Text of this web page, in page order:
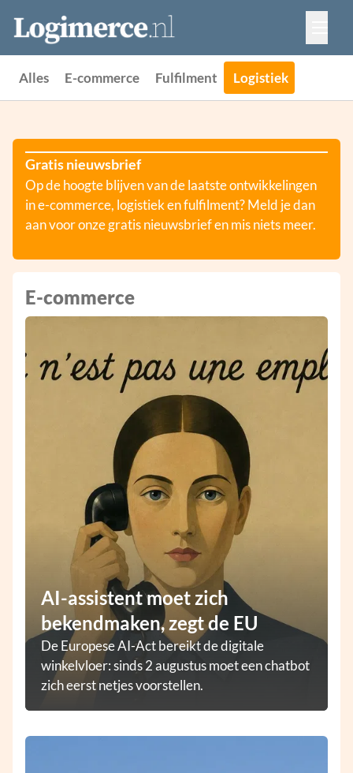
Vacatures
Events
Alles E-commerce Fulfilment Logistiek
Gratis nieuwsbrief
Op de hoogte blijven van de laatste ontwikkelingen
in e-commerce, logistiek en fulfilment? Meld je dan
aan voor onze gratis nieuwsbrief en mis niets meer.
E-commerce
AI-assistent moet zich
bekendmaken, zegt de EU
De Europese AI-Act bereikt de digitale
winkelvloer: sinds 2 augustus moet een chatbot
zich eerst netjes voorstellen.